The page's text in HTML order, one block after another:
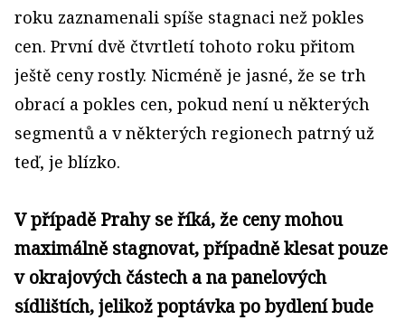
roku zaznamenali spíše stagnaci než pokles
cen. První dvě čtvrtletí tohoto roku přitom
ještě ceny rostly. Nicméně je jasné, že se trh
obrací a pokles cen, pokud není u některých
segmentů a v některých regionech patrný už
teď, je blízko.
V případě Prahy se říká, že ceny mohou
maximálně stagnovat, případně klesat pouze
v okrajových částech a na panelových
sídlištích, jelikož poptávka po bydlení bude